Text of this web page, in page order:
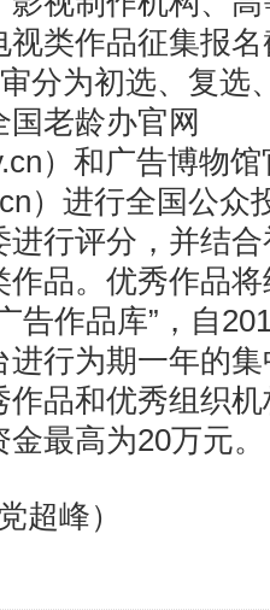
类作品征集报
分为初选、复选
老龄办官网
）和广告博物
）进行全国公众
行评分，并结
作品。优秀作品
告作品库”，自
进行为期一年的
品和优秀组织
最高为20万元。
超峰）